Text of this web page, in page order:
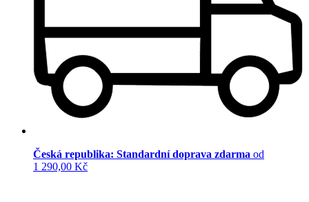
Česká republika: Standardní doprava zdarma od
1 290,00 Kč